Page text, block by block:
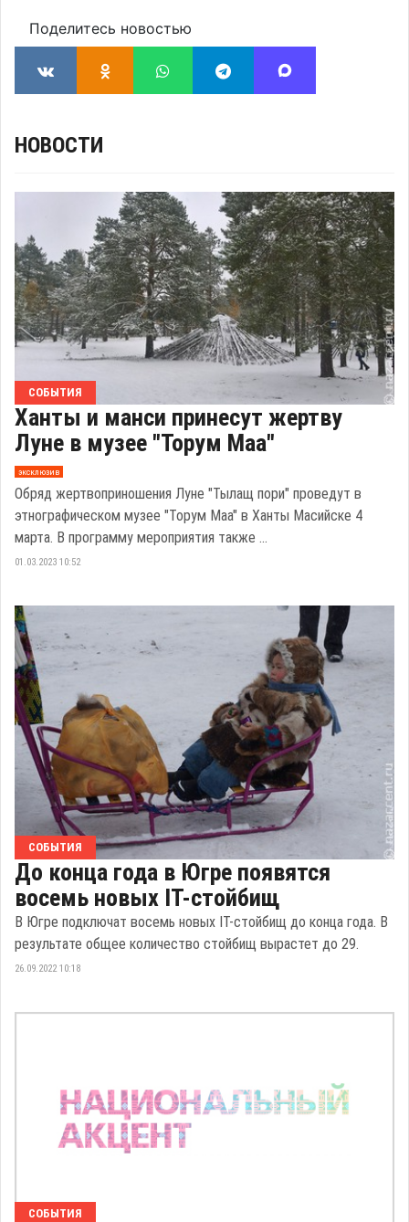
Поделитесь новостью
НОВОСТИ
СОБЫТИЯ
Ханты и манси принесут жертву
Луне в музее "Торум Маа"
эксклюзив
Обряд жертвоприношения Луне "Тылащ пори" проведут в
этнографическом музее "Торум Маа" в Ханты Масийске 4
марта. В программу мероприятия также ...
01.03.2023 10:52
СОБЫТИЯ
До конца года в Югре появятся
восемь новых IT-стойбищ
В Югре подключат восемь новых IT-стойбищ до конца года. В
результате общее количество стойбищ вырастет до 29.
26.09.2022 10:18
СОБЫТИЯ